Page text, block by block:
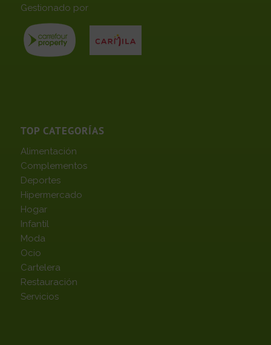
Gestionado por
TOP CATEGORÍAS
Alimentación
Complementos
Deportes
Hipermercado
Hogar
Infantil
Moda
Ocio
Cartelera
Restauración
Servicios